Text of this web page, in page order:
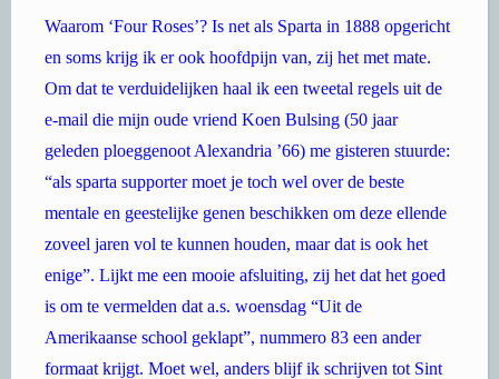
Waarom ‘Four Roses’? Is net als Sparta in 1888 opgericht
en soms krijg ik er ook hoofdpijn van, zij het met mate.
Om dat te verduidelijken haal ik een tweetal regels uit de
e-mail die mijn oude vriend Koen Bulsing (50 jaar
geleden ploeggenoot Alexandria ’66) me gisteren stuurde:
“als sparta supporter moet je toch wel over de beste
mentale en geestelijke genen beschikken om deze ellende
zoveel jaren vol te kunnen houden, maar dat is ook het
enige”. Lijkt me een mooie afsluiting, zij het dat het goed
is om te vermelden dat a.s. woensdag “Uit de
Amerikaanse school geklapt”, nummero 83 een ander
formaat krijgt. Moet wel, anders blijf ik schrijven tot Sint